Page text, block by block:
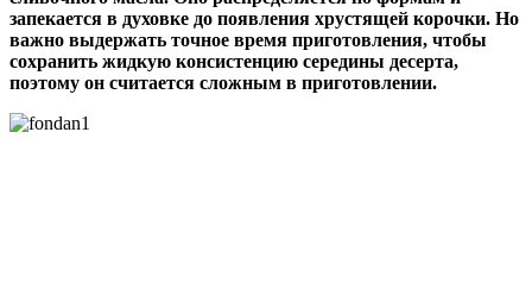
запекается в духовке до появления хрустящей корочки. Но
важно выдержать точное время приготовления, чтобы
сохранить жидкую консистенцию середины десерта,
поэтому он считается сложным в приготовлении.